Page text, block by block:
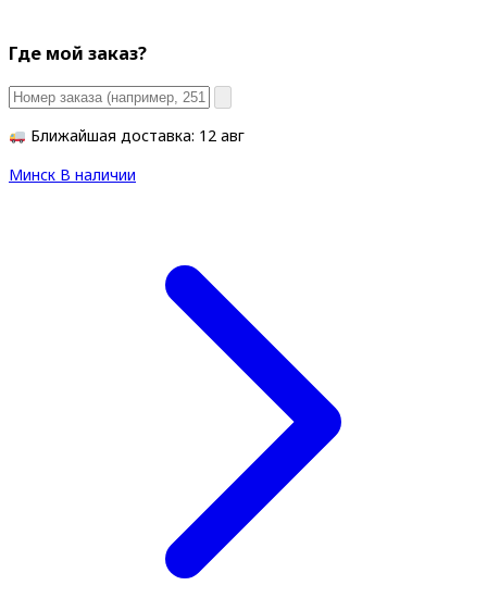
Где мой заказ?
Ближайшая доставка: 12 авг
Минск В наличии